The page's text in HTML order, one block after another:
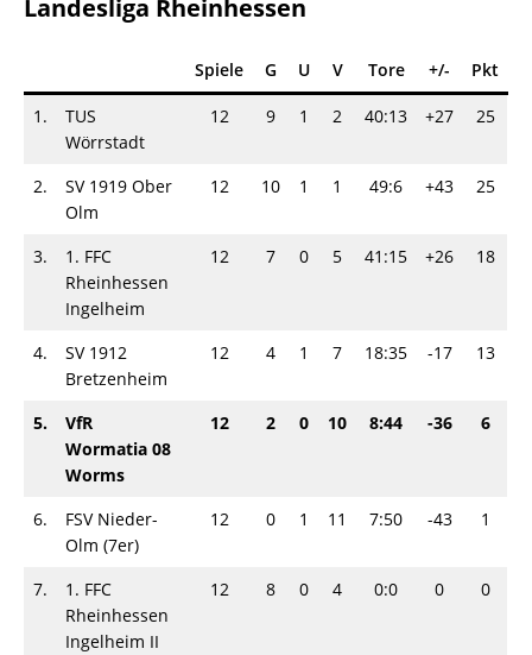
Landesliga Rheinhessen
Spiele G U V Tore +/- Pkt
1.
TUS
Wörrstadt
12 9 1 2 40:13 +27 25
2.
SV 1919 Ober
Olm
12 10 1 1 49:6 +43 25
3.
1. FFC
Rheinhessen
Ingelheim
12 7 0 5 41:15 +26 18
4.
SV 1912
Bretzenheim
12 4 1 7 18:35 -17 13
5.
VfR
Wormatia 08
Worms
12 2 0 10 8:44 -36 6
6.
FSV Nieder-
Olm (7er)
12 0 1 11 7:50 -43 1
7.
1. FFC
Rheinhessen
Ingelheim II
12 8 0 4 0:0 0 0